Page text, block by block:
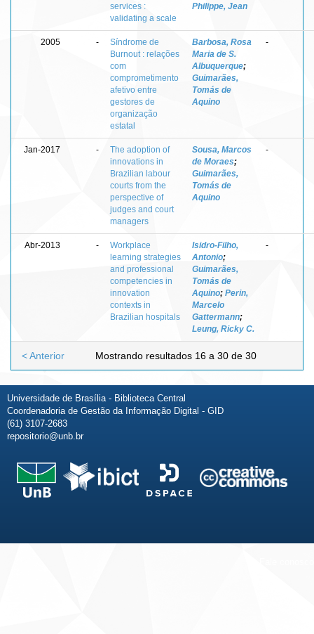
services :
validating a scale
Philippe, Jean
2005 -
Síndrome de
Burnout : relações
com
comprometimento
afetivo entre
gestores de
organização
estatal
Barbosa, Rosa
Maria de S.
Albuquerque;
Guimarães,
Tomás de
Aquino
-
Jan-2017 -
The adoption of
innovations in
Brazilian labour
courts from the
perspective of
judges and court
managers
Sousa, Marcos
de Moraes;
Guimarães,
Tomás de
Aquino
-
Abr-2013 -
Workplace
learning strategies
and professional
competencies in
innovation
contexts in
Brazilian hospitals
Isidro-Filho,
Antonio;
Guimarães,
Tomás de
Aquino; Perin,
Marcelo
Gattermann;
Leung, Ricky C.
-
Mostrando resultados 16 a 30 de 30
< Anterior
Universidade de Brasília - Biblioteca Central
Coordenadoria de Gestão da Informação Digital - GID
(61) 3107-2683
repositorio@unb.br